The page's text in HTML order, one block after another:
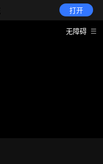
打开
无障碍